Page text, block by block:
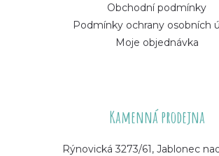
Obchodní podmínky
Podmínky ochrany osobních
Moje objednávka
Kamenná prodejna
Rýnovická 3273/61, Jablonec